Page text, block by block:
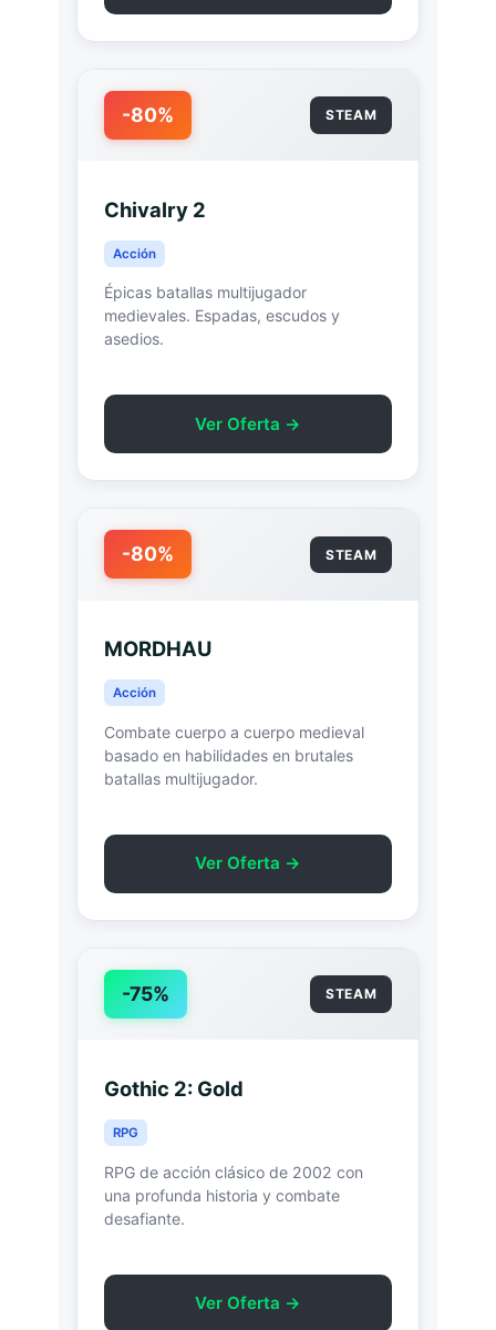
-80% STEAM
Chivalry 2
Acción
Épicas batallas multijugador
medievales. Espadas, escudos y
asedios.
Ver Oferta →
-80% STEAM
MORDHAU
Acción
Combate cuerpo a cuerpo medieval
basado en habilidades en brutales
batallas multijugador.
Ver Oferta →
-75% STEAM
Gothic 2: Gold
RPG
RPG de acción clásico de 2002 con
una profunda historia y combate
desafiante.
Ver Oferta →